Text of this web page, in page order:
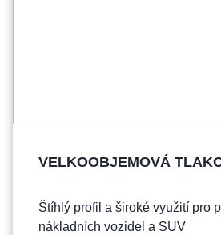
VELKOOBJEMOVÁ
Štíhlý profil a široké využití pro
nákladních vozidel a SUV